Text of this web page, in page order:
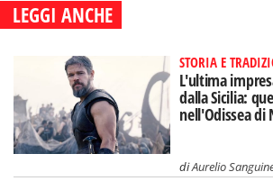
LEGGI ANCHE
STORIA E
L'ultima
dalla Sicilia:
nell'Odissea di
diAurelio